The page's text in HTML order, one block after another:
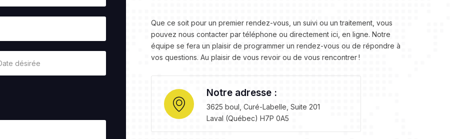
Que ce soit pour un premier rendez-vous, un suivi ou un traitement, vous
pouvez nous contacter par téléphone ou directement ici, en ligne. Notre
équipe se fera un plaisir de programmer un rendez-vous ou de répondre à
vos questions. Au plaisir de vous revoir ou de vous rencontrer !
Notre adresse :
3625 boul, Curé-Labelle, Suite 201
Laval (Québec) H7P 0A5